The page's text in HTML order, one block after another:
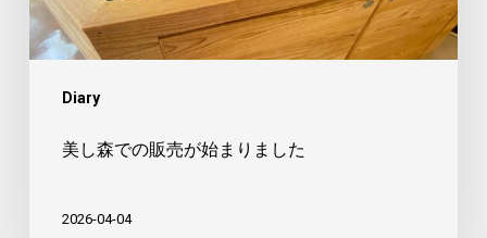
Diary
が
始
美し森での販売が始まりました
2026-04-04